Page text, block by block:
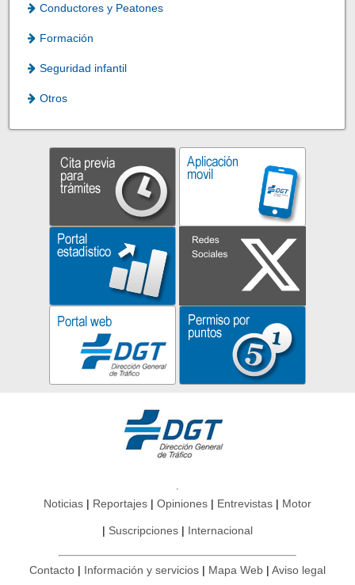
Conductores y Peatones
Formación
Seguridad infantil
Otros
Noticias Reportajes Opiniones Entrevistas Motor
Suscripciones Internacional
Contacto Información y servicios Mapa Web Aviso legal